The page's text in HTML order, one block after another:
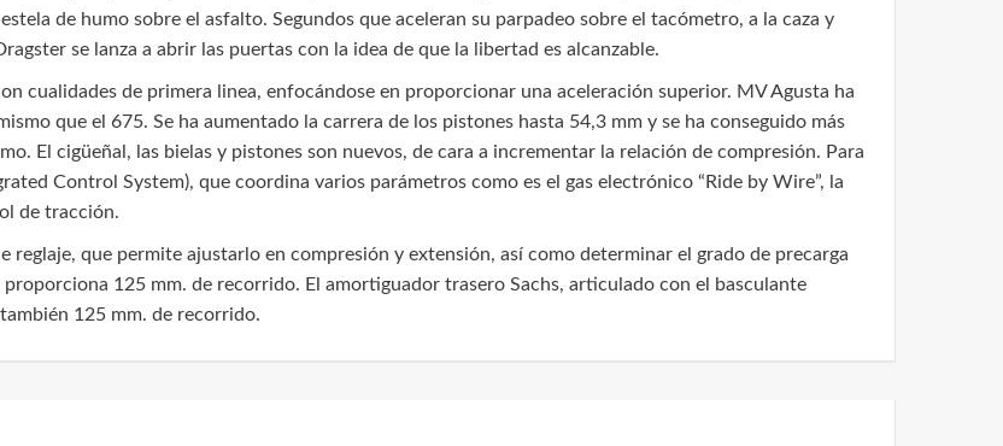
de humo sobre el asfalto. Segundos que aceleran su parpadeo sobre el tacómetro, a la caza y
se lanza a abrir las puertas con la idea de que la libertad es alcanzable.
cualidades de primera linea, enfocándose en proporcionar una aceleración superior. MV Agusta ha
que el 675. Se ha aumentado la carrera de los pistones hasta 54,3 mm y se ha conseguido más
El cigüeñal, las bielas y pistones son nuevos, de cara a incrementar la relación de compresión. Para
Control System), que coordina varios parámetros como es el gas electrónico “Ride by Wire”, la
de tracción.
reglaje, que permite ajustarlo en compresión y extensión, así como determinar el grado de precarga
125 mm. de recorrido. El amortiguador trasero Sachs, articulado con el basculante
125 mm. de recorrido.